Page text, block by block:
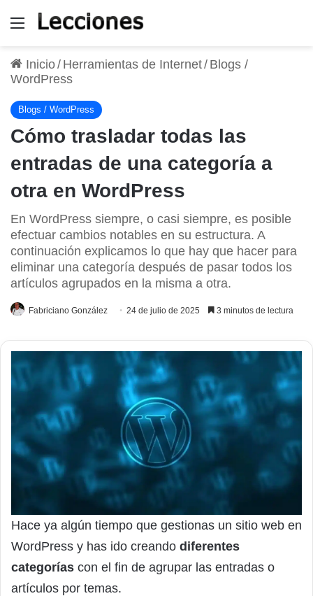
Menú
Inicio/ Herramientas de Internet/ Blogs /
WordPress
Blogs / WordPress
Cómo trasladar todas las
entradas de una categoría a
otra en WordPress
En WordPress siempre, o casi siempre, es posible
efectuar cambios notables en su estructura. A
continuación explicamos lo que hay que hacer para
eliminar una categoría después de pasar todos los
artículos agrupados en la misma a otra.
Fabriciano González 24 de julio de 2025 3 minutos de lectura
Hace ya algún tiempo que gestionas un sitio web en
WordPress y has ido creando diferentes
categorías con el fin de agrupar las entradas o
artículos por temas.